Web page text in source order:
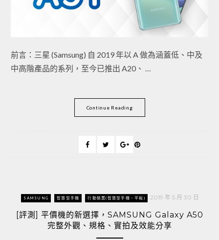
前言：三星 (Samsung) 自 2019 年以 A 做為涵蓋低、中及
中高階產品的系列，至今已推出 A20、 …
Continue Reading
SAMSUNG 智慧型手機 行動裝置(智慧型手機、平板) 2019 年 5 月 30 日
[評測] 平價機的新選擇，SAMSUNG Galaxy A50
完整外觀、規格、實拍及效能分享